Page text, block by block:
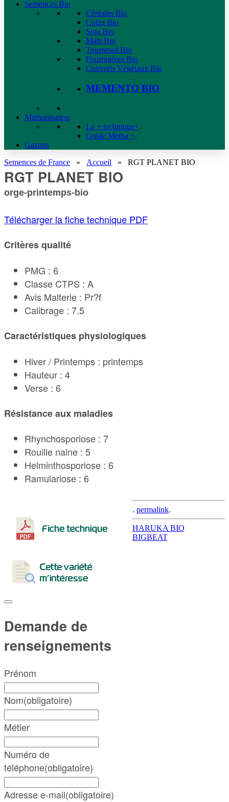
Semences Bio
Céréales Bio
Colza Bio
Soja Bio
Maïs Bio
Tournesol Bio
Fourragères Bio
Couverts Végétaux Bio
MEMENTO BIO
Méthanisation
Le + technique+.
Guide Metha +.
Gazons
Semences de France » Accueil » RGT PLANET BIO
RGT PLANET BIO
orge-printemps-bio
Télécharger la fiche technique PDF
Critères qualité
PMG : 6
Classe CTPS : A
Avis Malterie : Pr?f
Calibrage : 7.5
Caractéristiques physiologiques
Hiver / Printemps : printemps
Hauteur : 4
Verse : 6
Résistance aux maladies
Rhynchosporiose : 7
Rouille naine : 5
Helminthosporiose : 6
Ramulariose : 6
Demande de
renseignements
Prénom
Nom(obligatoire)
Métier
Numéro de
téléphone(obligatoire)
Adresse e-mail(obligatoire)
. permalink.
Post
navigation
HARUKA BIO
BIGBEAT